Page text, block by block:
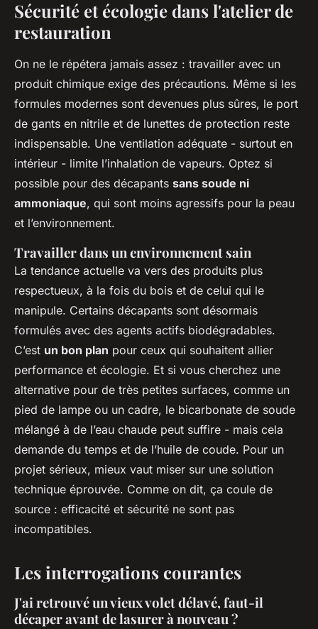
Sécurité et écologie dans l'atelier de
restauration
On ne le répétera jamais assez : travailler avec un
produit chimique exige des précautions. Même si les
formules modernes sont devenues plus sûres, le port
de gants en nitrile et de lunettes de protection reste
indispensable. Une ventilation adéquate - surtout en
intérieur - limite l’inhalation de vapeurs. Optez si
possible pour des décapants sans soude ni
ammoniaque, qui sont moins agressifs pour la peau
et l’environnement.
Travailler dans un environnement sain
La tendance actuelle va vers des produits plus
respectueux, à la fois du bois et de celui qui le
manipule. Certains décapants sont désormais
formulés avec des agents actifs biodégradables.
C’est un bon plan pour ceux qui souhaitent allier
performance et écologie. Et si vous cherchez une
alternative pour de très petites surfaces, comme un
pied de lampe ou un cadre, le bicarbonate de soude
mélangé à de l’eau chaude peut suffire - mais cela
demande du temps et de l’huile de coude. Pour un
projet sérieux, mieux vaut miser sur une solution
technique éprouvée. Comme on dit, ça coule de
source : efficacité et sécurité ne sont pas
incompatibles.
Les interrogations courantes
J'ai retrouvé un vieux volet délavé, faut-il
décaper avant de lasurer à nouveau ?